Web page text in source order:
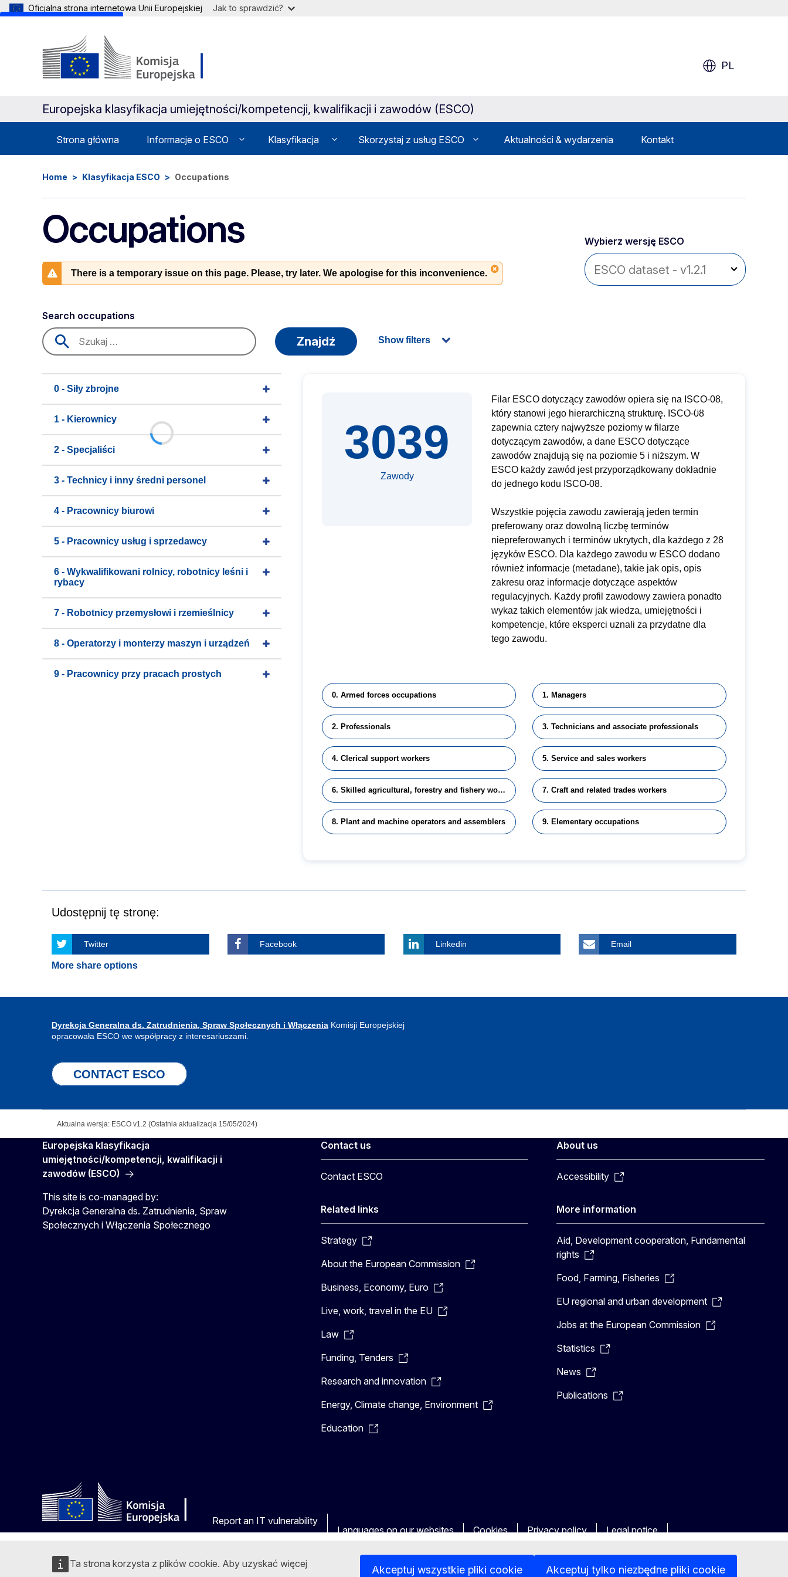
Oficjalna strona internetowa Unii Europejskiej Jak to sprawdzić?
Ta strona korzysta z plików cookie. Aby uzyskać więcej
Akceptuj wszystkie pliki cookie Akceptuj tylko niezbędne pliki cookie
PL
Europejska klasyfikacja umiejętności/kompetencji, kwalifikacji i zawodów (ESCO)
Strona główna Informacje o ESCO Klasyfikacja Skorzystaj z usług ESCO Aktualności & wydarzenia Kontakt
Home Klasyfikacja ESCO Occupations
Occupations
There is a temporary issue on this page. Please, try later. We apologise for this inconvenience.
Wybierz wersję ESCO
Search occupations
Znajdź Show filters
0 - Siły zbrojne
1 - Kierownicy
2 - Specjaliści
3 - Technicy i inny średni personel
4 - Pracownicy biurowi
5 - Pracownicy usług i sprzedawcy
6 - Wykwalifikowani rolnicy, robotnicy leśni i
rybacy
7 - Robotnicy przemysłowi i rzemieślnicy
8 - Operatorzy i monterzy maszyn i urządzeń
9 - Pracownicy przy pracach prostych
3039
Zawody
Filar ESCO dotyczący zawodów opiera się na ISCO-08,
który stanowi jego hierarchiczną strukturę. ISCO-08
zapewnia cztery najwyższe poziomy w filarze
dotyczącym zawodów, a dane ESCO dotyczące
zawodów znajdują się na poziomie 5 i niższym. W
ESCO każdy zawód jest przyporządkowany dokładnie
do jednego kodu ISCO-08.
Wszystkie pojęcia zawodu zawierają jeden termin
preferowany oraz dowolną liczbę terminów
niepreferowanych i terminów ukrytych, dla każdego z 28
języków ESCO. Dla każdego zawodu w ESCO dodano
również informacje (metadane), takie jak opis, opis
zakresu oraz informacje dotyczące aspektów
regulacyjnych. Każdy profil zawodowy zawiera ponadto
wykaz takich elementów jak wiedza, umiejętności i
kompetencje, które eksperci uznali za przydatne dla
tego zawodu.
0. Armed forces occupations 1. Managers
2. Professionals 3. Technicians and associate professionals
4. Clerical support workers 5. Service and sales workers
6. Skilled agricultural, forestry and fishery workers 7. Craft and related trades workers
8. Plant and machine operators and assemblers 9. Elementary occupations
Udostępnij tę stronę:
Twitter Facebook Linkedin Email
More share options
Dyrekcja Generalna ds. Zatrudnienia, Spraw Społecznych i Włączenia Komisji Europejskiej
opracowała ESCO we współpracy z interesariuszami.
CONTACT ESCO
Aktualna wersja: ESCO v1.2 (Ostatnia aktualizacja 15/05/2024)
Europejska klasyfikacja
umiejętności/kompetencji, kwalifikacji i
zawodów (ESCO)
This site is co-managed by:
Dyrekcja Generalna ds. Zatrudnienia, Spraw
Społecznych i Włączenia Społecznego
Contact us
Contact ESCO
Related links
Strategy
About the European Commission
Business, Economy, Euro
Live, work, travel in the EU
Law
Funding, Tenders
Research and innovation
Energy, Climate change, Environment
Education
About us
Accessibility
More information
Aid, Development cooperation, Fundamental
rights
Food, Farming, Fisheries
EU regional and urban development
Jobs at the European Commission
Statistics
News
Publications
Report an IT vulnerability
Languages on our websites
Cookies Privacy policy Legal notice